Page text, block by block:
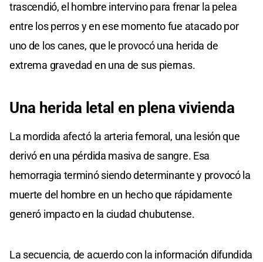
trascendió, el hombre intervino para frenar la pelea
entre los perros y en ese momento fue atacado por
uno de los canes, que le provocó una herida de
extrema gravedad en una de sus piernas.
Una herida letal en plena vivienda
La mordida afectó la arteria femoral, una lesión que
derivó en una pérdida masiva de sangre. Esa
hemorragia terminó siendo determinante y provocó la
muerte del hombre en un hecho que rápidamente
generó impacto en la ciudad chubutense.
La secuencia, de acuerdo con la información difundida